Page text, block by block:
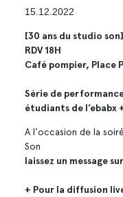
15.12.2022
[30 ans du studio
RDV 18H
Café pompier, Place
Série de
étudiants de l’ebabx
A l'occasion de la
Son
laissez un message sur
+ Pour la diffusion